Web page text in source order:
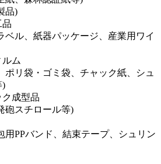
品)
品
ベル、紙器パッケージ、産業用ワイ
ム
ポリ袋・ゴミ袋、チャック紙、シュ
)
成型品
砲スチロール等)
用PPバンド、結束テープ、シュリン